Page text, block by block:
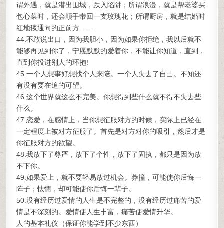
谓外遇，就是潜出围城，跌入陷阱；所谓浪漫，就是帮老婆买
包心菜时，还会顺手带回一支玫瑰花；所谓厨房，就是结婚时
红地毯通向的正前方……
44.不敢说出口，因为我胆小，因为如果你拒绝，我以后就不
能够再见到你了，宁愿默默的爱着你，不能让你知道，直到，
直到你投进别人的环抱!
45.一个人想事好想找个人来陪。一个人失去了自己。不知还
有没有要在追的可望。
46.这个世界就这么不完美。你想得到些什么就不得不失去些
什么。
47.恋爱，在感情上，当你想征服对方的时候，实际上已经在
一定程度上被对方征服了。首先是对方对你的吸引，然后才是
你征服对方的欲望。
48.我放下了尊严，放下了个性，放下了固执，都只是因为放
不下你。
49.如果爱上，就不要轻易放过机会。莽撞，可能使你后悔一
阵子；怯懦，却可能使你后悔一辈子。
50.没有经历过爱情的人生是不完整的，没有经历过痛苦的爱
情是不深刻的。爱情使人生丰富，痛苦使爱情升华。
人的基本礼仪（保证你能学到不少东西）